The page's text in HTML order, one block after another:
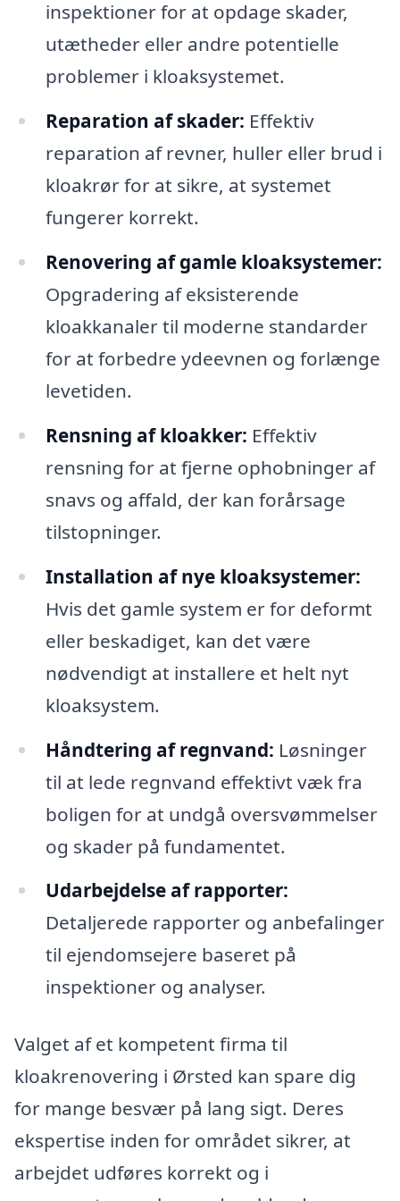
inspektioner for at opdage skader,
utætheder eller andre potentielle
problemer i kloaksystemet.
Reparation af skader: Effektiv
reparation af revner, huller eller brud i
kloakrør for at sikre, at systemet
fungerer korrekt.
Renovering af gamle kloaksystemer:
Opgradering af eksisterende
kloakkanaler til moderne standarder
for at forbedre ydeevnen og forlænge
levetiden.
Rensning af kloakker: Effektiv
rensning for at fjerne ophobninger af
snavs og affald, der kan forårsage
tilstopninger.
Installation af nye kloaksystemer:
Hvis det gamle system er for deformt
eller beskadiget, kan det være
nødvendigt at installere et helt nyt
kloaksystem.
Håndtering af regnvand: Løsninger
til at lede regnvand effektivt væk fra
boligen for at undgå oversvømmelser
og skader på fundamentet.
Udarbejdelse af rapporter:
Detaljerede rapporter og anbefalinger
til ejendomsejere baseret på
inspektioner og analyser.
Valget af et kompetent firma til
kloakrenovering i Ørsted kan spare dig
for mange besvær på lang sigt. Deres
ekspertise inden for området sikrer, at
arbejdet udføres korrekt og i